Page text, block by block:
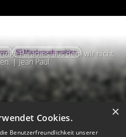
Paradies, aus dem wir nicht
| Jean Paul
Missbrauch melden
×
Cookies.
Benutzerfreundlichkeit unserer